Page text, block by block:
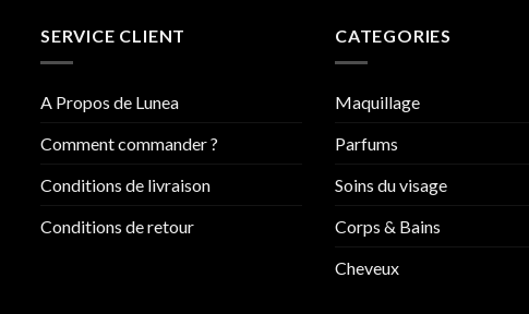
SERVICE CLIENT
A Propos de Lunea
Comment commander ?
Conditions de livraison
Conditions de retour
CATEGORIES
Maquillage
Parfums
Soins du visage
Corps & Bains
Cheveux